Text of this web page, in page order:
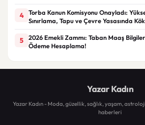
4
Torba Kanun Komisyonu Onayladı:
Sınırlama, Tapu ve Çevre Yasasında
5
2026 Emekli Zammı: Taban Maaş
Ödeme Hesaplama!
Yazar Kadın
Yazar Kadın - Moda, güzellik, sağlık, yaşam,
haberleri